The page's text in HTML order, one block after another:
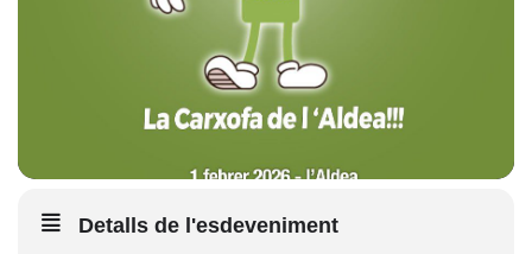
Detalls de l'esdeveniment